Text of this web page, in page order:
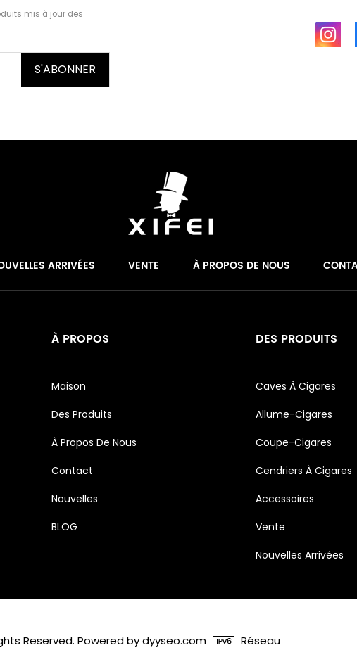
mis à jour des
S'ABONNER
ARRIVÉES VENTE À PROPOS DE NOUS
À PROPOS
Maison
Des Produits
À Propos De Nous
Contact
Nouvelles
BLOG
DES PRODUITS
Caves À Cigares
Allume-Cigares
Coupe-Cigares
Cendriers À Cigares
Accessoires
Vente
Nouvelles Arrivées
Reserved. Powered by dyyseo.com
Réseau